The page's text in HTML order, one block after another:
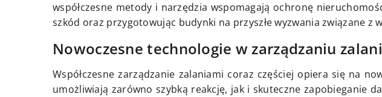
współczesne metody i narzędzia wspomagają ochronę
szkód oraz przygotowując budynki na przyszłe wyzwania związane z
Nowoczesne technologie w zarządzaniu
Współczesne zarządzanie zalaniami coraz częściej opiera się na
umożliwiają zarówno szybką reakcję, jak i skuteczne zapobieganie